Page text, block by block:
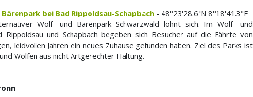
bei Bad Rippoldsau-Schapbach - 48°23'28.6"N 8°18'41.3"E
Wolf- und Bärenpark Schwarzwald lohnt sich. Im Wolf- und
Rippoldsau und Schapbach begeben sich Besucher auf die Fährte von
leidvollen Jahren ein neues Zuhause gefunden haben. Ziel des Parks ist
Wölfen aus nicht Artgerechter Haltung.